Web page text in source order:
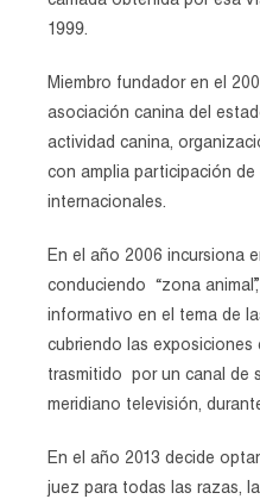
1999.
Miembro fundador en el
asociación canina del
actividad canina,
con amplia participación de
internacionales.
En el año 2006 incursiona
conduciendo “zona
informativo en el tema de
cubriendo las exposiciones
trasmitido por un canal de
meridiano televisión,
En el año 2013 decide
juez para todas las razas,